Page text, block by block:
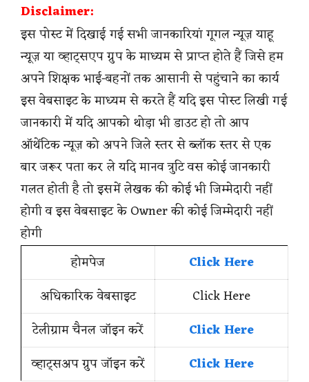
Disclaimer:
इस पोस्ट में दिखाई गई सभी जानकारियां गूगल न्यूज़ याहू
न्यूज़ या व्हाट्सएप ग्रुप के माध्यम से प्राप्त होते हैं जिसे हम
अपने शिक्षक भाई-बहनों तक आसानी से पहुंचाने का कार्य
इस वेबसाइट के माध्यम से करते हैं यदि इस पोस्ट लिखी गई
जानकारी में यदि आपको थोड़ा भी डाउट हो तो आप
ऑथेंटिक न्यूज़ को अपने जिले स्तर से ब्लॉक स्तर से एक
बार जरूर पता कर ले यदि मानव त्रुटि वस कोई जानकारी
गलत होती है तो इसमें लेखक की कोई भी जिम्मेदारी नहीं
होगी व इस वेबसाइट के Owner की कोई जिम्मेदारी नहीं
होगी
होमपेज
Click Here
अधिकारिक वेबसाइट
Click Here
टेलीग्राम चैनल जॉइन करें
Click Here
व्हाट्सअप ग्रुप जॉइन करें
Click Here